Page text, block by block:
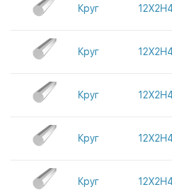
Круг
Круг
Круг
Круг
Круг